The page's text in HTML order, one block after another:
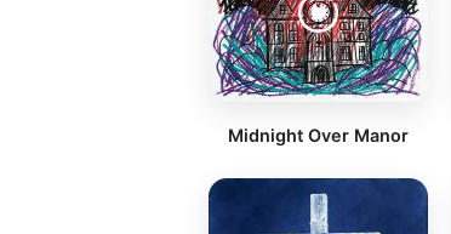
Midnight Over Manor